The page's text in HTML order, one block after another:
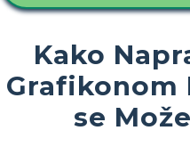
Kako
Grafikonom
se